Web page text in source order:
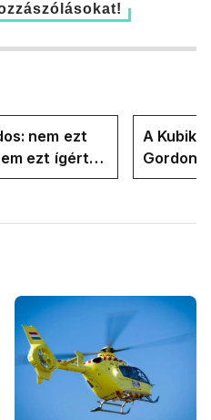
nem ezt
ezt ígérte
A Kubik
Gordon
Magyar